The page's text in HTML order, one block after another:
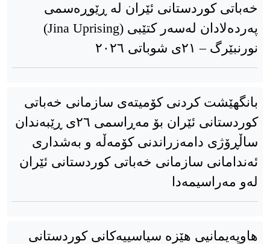
خەباتی کوردستانی ئێران لە ڕێوڕەسمی
پەردەلادان لەسەر کتێبی (Jina Uprising) ​
نورنبێرگ – ٢١ی شوباتی ٢٠٢٦
بانگهێشت کردنی کۆمیتەی سازمانی خەباتی
کوردستانی ئێران بۆ مەڕاسمی ٢٦ی ڕێبەندان
ساڵڕۆژی دامەزراندنی کۆمەڵە و بەشداری
ئەندامانی سازمانی خەباتی کوردستانی ئێران
لەو مەراسیمەدا
هاوپەیمانیی هێزە سیاسییەکانی کوردستانی